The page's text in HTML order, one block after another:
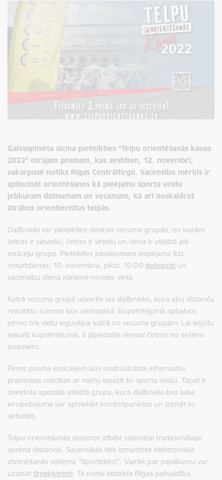
Galvaspilsēta aicina pieteikties “Telpu orientēšanās kausa
2022” otrajam posmam, kas sestdien, 12. novembrī,
vakarpusē notiks Rīgas Centrāltirgū. Sacensību mērķis ir
apliecināt orientēšanos kā pieejamu sporta veidu
jebkuram dzimumam un vecumam, kā arī noskaidrot
ātrākos orientieristus telpās.
Dalībnieki var pieteikties deviņās vecuma grupās, no kurām
četras ir sieviešu, četras ir vīriešu un viena ir atklātā jeb
iesācēju grupa. Pieteikties pasākumam iespējams līdz
ceturtdienas, 10. novembra, plkst. 10.00 tiešsaistē un
sacensību dienā klātienē norises vietā.
Katrā vecuma grupā uzvarēs tas dalībnieks, kura abu distanču
rezultātu summa būs vismazākā. Kopvērtējumā apbalvos
pirmo trīs vietu ieguvējus katrā no vecuma grupām. Lai iegūtu
ieskaiti kopvērtējumā, ir jāpiedalās vismaz četros no sešiem
posmiem.
Pirms posma iesācējiem būs nodrošinātas informatīvi
praktiskas mācības ar mērķi iepazīt šo sporta veidu. Tāpat ir
izveidota speciāla atklātā grupa, kurā dalībnieki bez laika
ierobežojuma var apmeklēt kontrolpunktus un izzināt šo
aktivitāti.
Telpu orientēšanās distance atbilst saīsinātai tradicionālajai
sprinta distancei. Sacensībās tiek izmantota elektroniskā
atzīmēšanās sistēma “SportIdent”. Vairāk par pasākumu var
uzzināt tīmekļvietnē. Tā norisi atbalsta Rīgas pašvaldība.